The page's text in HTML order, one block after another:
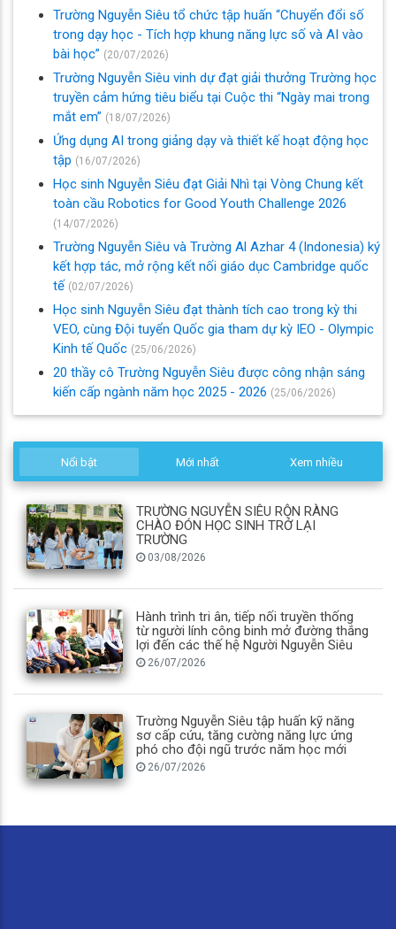
Trường Nguyễn Siêu tổ chức tập huấn “Chuyển đổi số
trong dạy học - Tích hợp khung năng lực số và AI vào
bài học” (20/07/2026)
Trường Nguyễn Siêu vinh dự đạt giải thưởng Trường học
truyền cảm hứng tiêu biểu tại Cuộc thi “Ngày mai trong
mắt em” (18/07/2026)
Ứng dụng AI trong giảng dạy và thiết kế hoạt động học
tập (16/07/2026)
Học sinh Nguyễn Siêu đạt Giải Nhì tại Vòng Chung kết
toàn cầu Robotics for Good Youth Challenge 2026
(14/07/2026)
Trường Nguyễn Siêu và Trường Al Azhar 4 (Indonesia) ký
kết hợp tác, mở rộng kết nối giáo dục Cambridge quốc
tế (02/07/2026)
Học sinh Nguyễn Siêu đạt thành tích cao trong kỳ thi
VEO, cùng Đội tuyển Quốc gia tham dự kỳ IEO - Olympic
Kinh tế Quốc (25/06/2026)
20 thầy cô Trường Nguyễn Siêu được công nhận sáng
kiến cấp ngành năm học 2025 - 2026 (25/06/2026)
Nổi bật Mới nhất Xem nhiều
TRƯỜNG NGUYỄN SIÊU RỘN RÀNG
CHÀO ĐÓN HỌC SINH TRỞ LẠI
TRƯỜNG
03/08/2026
Hành trình tri ân, tiếp nối truyền thống
từ người lính công binh mở đường thắng
lợi đến các thế hệ Người Nguyễn Siêu
26/07/2026
Trường Nguyễn Siêu tập huấn kỹ năng
sơ cấp cứu, tăng cường năng lực ứng
phó cho đội ngũ trước năm học mới
26/07/2026